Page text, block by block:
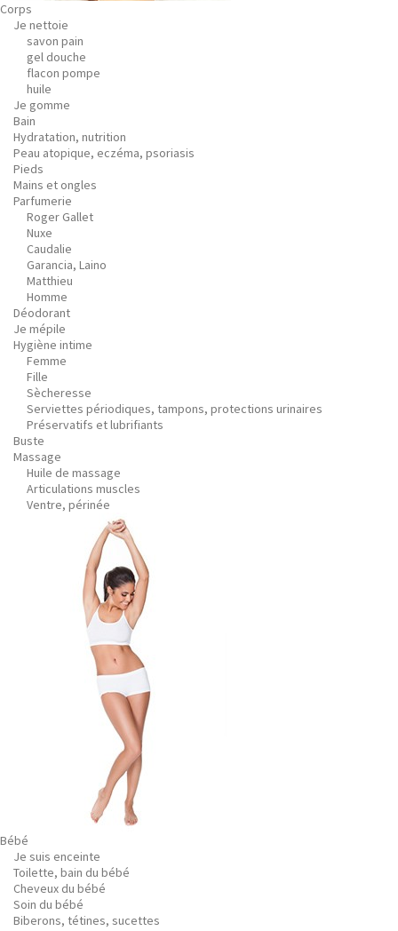
Corps
Je nettoie
savon pain
gel douche
flacon pompe
huile
Je gomme
Bain
Hydratation, nutrition
Peau atopique, eczéma, psoriasis
Pieds
Mains et ongles
Parfumerie
Roger Gallet
Nuxe
Caudalie
Garancia, Laino
Matthieu
Homme
Déodorant
Je mépile
Hygiène intime
Femme
Fille
Sècheresse
Serviettes périodiques, tampons, protections urinaires
Préservatifs et lubrifiants
Buste
Massage
Huile de massage
Articulations muscles
Ventre, périnée
Bébé
Je suis enceinte
Toilette, bain du bébé
Cheveux du bébé
Soin du bébé
Biberons, tétines, sucettes